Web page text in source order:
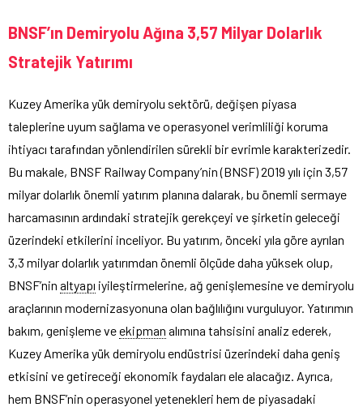
BNSF’ın Demiryolu Ağına 3,57 Milyar Dolarlık
Stratejik Yatırımı
Kuzey Amerika yük demiryolu sektörü, değişen piyasa
taleplerine uyum sağlama ve operasyonel verimliliği koruma
ihtiyacı tarafından yönlendirilen sürekli bir evrimle karakterizedir.
Bu makale, BNSF Railway Company’nin (BNSF) 2019 yılı için 3,57
milyar dolarlık önemli yatırım planına dalarak, bu önemli sermaye
harcamasının ardındaki stratejik gerekçeyi ve şirketin geleceği
üzerindeki etkilerini inceliyor. Bu yatırım, önceki yıla göre ayrılan
3,3 milyar dolarlık yatırımdan önemli ölçüde daha yüksek olup,
BNSF’nin altyapı iyileştirmelerine, ağ genişlemesine ve demiryolu
araçlarının modernizasyonuna olan bağlılığını vurguluyor. Yatırımın
bakım, genişleme veekipman alımına tahsisini analiz ederek,
Kuzey Amerika yük demiryolu endüstrisi üzerindeki daha geniş
etkisini ve getireceği ekonomik faydaları ele alacağız. Ayrıca,
hem BNSF’nin operasyonel yetenekleri hem de piyasadaki